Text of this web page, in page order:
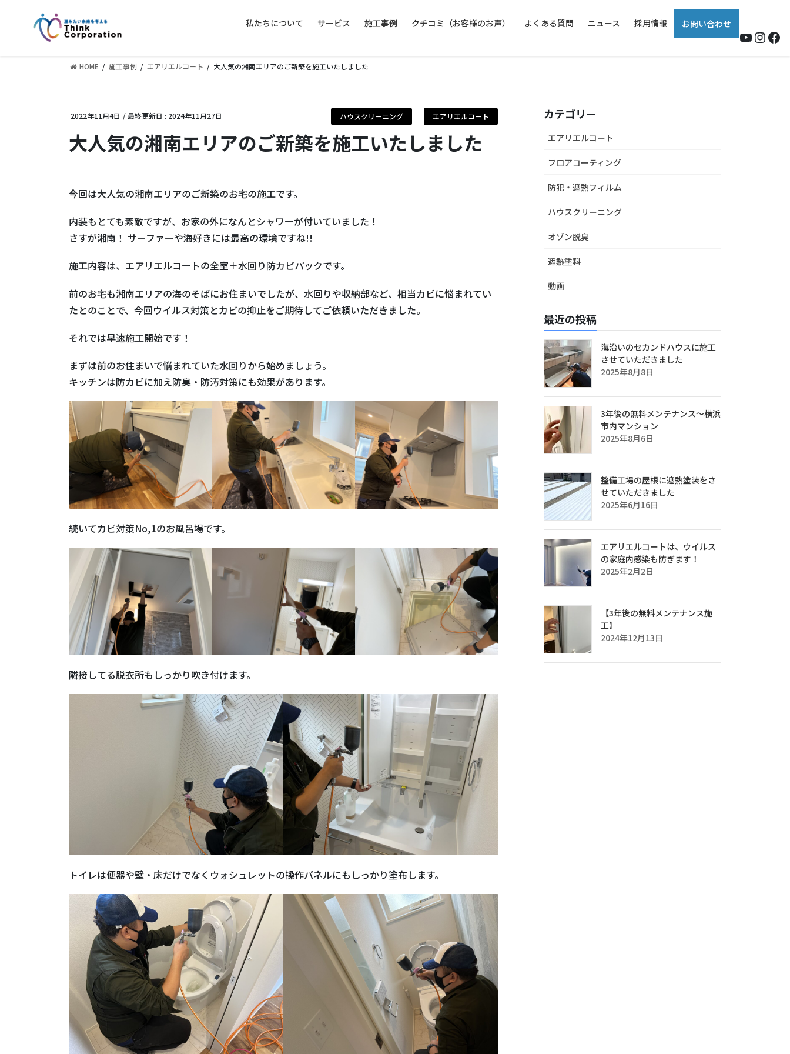
私たちについて サービス 施工事例 クチコミ（お客様のお声） よくある質問 ニュース 採用情報 お問い合わせ
HOME 施工事例 エアリエルコート 大人気の湘南エリアのご新築を施工いたしました
2022年11月4日 / 最終更新日 : 2024年11月27日 エアリエルコート
ハウスクリーニング
大人気の湘南エリアのご新築を施工いたしました
今回は大人気の湘南エリアのご新築のお宅の施工です。
内装もとても素敵ですが、お家の外になんとシャワーが付いていました！
さすが湘南！ サーファーや海好きには最高の環境ですね!!
施工内容は、エアリエルコートの全室＋水回り防カビパックです。
前のお宅も湘南エリアの海のそばにお住まいでしたが、水回りや収納部など、相当カビに悩まれてい
たとのことで、今回ウイルス対策とカビの抑止をご期待してご依頼いただきました。
それでは早速施工開始です！
まずは前のお住まいで悩まれていた水回りから始めましょう。
キッチンは防カビに加え防臭・防汚対策にも効果があります。
続いてカビ対策No,1のお風呂場です。
隣接してる脱衣所もしっかり吹き付けます。
トイレは便器や壁・床だけでなくウォシュレットの操作パネルにもしっかり塗布します。
カテゴリー
エアリエルコート
フロアコーティング
防犯・遮熱フィルム
ハウスクリーニング
オゾン脱臭
遮熱塗料
動画
最近の投稿
海沿いのセカンドハウスに施工
させていただきました
2025年8月8日
3年後の無料メンテナンス～横浜
市内マンション
2025年8月6日
整備工場の屋根に遮熱塗装をさ
せていただきました
2025年6月16日
エアリエルコートは、ウイルス
の家庭内感染も防ぎます！
2025年2月2日
【3年後の無料メンテナンス施
工】
2024年12月13日